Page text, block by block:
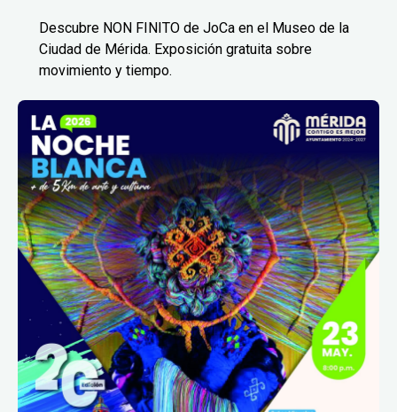
Descubre NON FINITO de JoCa en el Museo de la
Ciudad de Mérida. Exposición gratuita sobre
movimiento y tiempo.